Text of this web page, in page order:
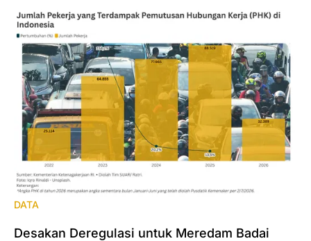
DATA
Desakan Deregulasi untuk Meredam Badai